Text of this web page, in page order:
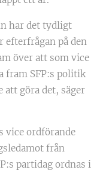
har det tydligt
på den
över att som vice
fram SFP:s politik
att göra det, säger
vice ordförande
från
partidag ordnas i